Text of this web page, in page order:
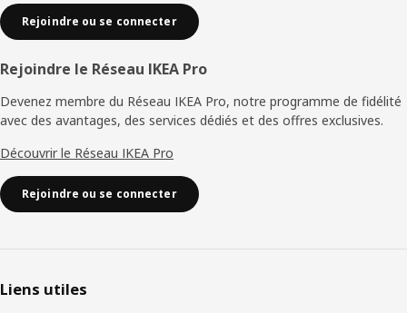
Rejoindre ou se connecter
Rejoindre le Réseau IKEA Pro
Devenez membre du Réseau IKEA Pro, notre programme de fidélité
avec des avantages, des services dédiés et des offres exclusives.
Découvrir le Réseau IKEA Pro
Rejoindre ou se connecter
Liens utiles